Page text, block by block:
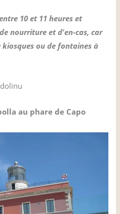
10 et 11 heures et
nourriture et d'en-cas, car
ou de fontaines à
au phare de Capo